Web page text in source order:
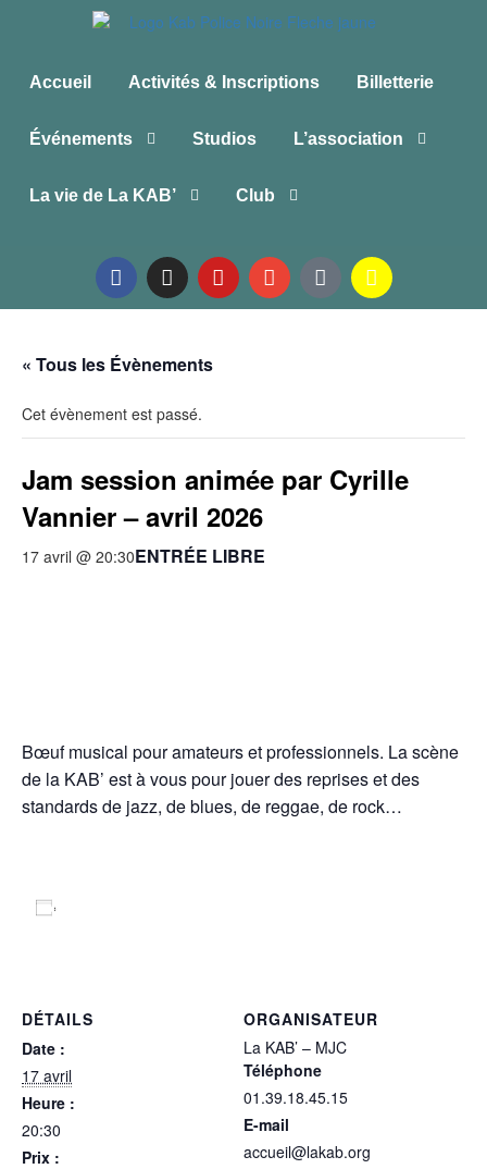
Accueil Activités & Inscriptions Billetterie
Événements Studios L’association
La vie de La KAB’ Club
« Tous les Évènements
Cet évènement est passé.
Jam session animée par Cyrille
Vannier – avril 2026
17 avril @ 20:30ENTRÉE LIBRE
Bœuf musical pour amateurs et professionnels. La scène
de la KAB’ est à vous pour jouer des reprises et des
standards de jazz, de blues, de reggae, de rock…
DÉTAILS
Date :
17 avril
Heure :
20:30
Prix :
ORGANISATEUR
La KAB’ – MJC
Téléphone
01.39.18.45.15
E-mail
accueil@lakab.org